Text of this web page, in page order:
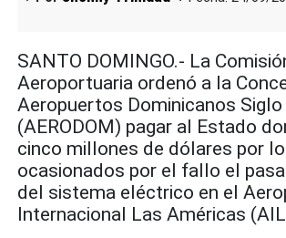
SANTO DOMINGO.- La
Aeroportuaria ordenó a la
Aeropuertos Dominicanos Siglo
(AERODOM) pagar al Estado
cinco millones de dólares por
ocasionados por el fallo el
del sistema eléctrico en el
Internacional Las Américas